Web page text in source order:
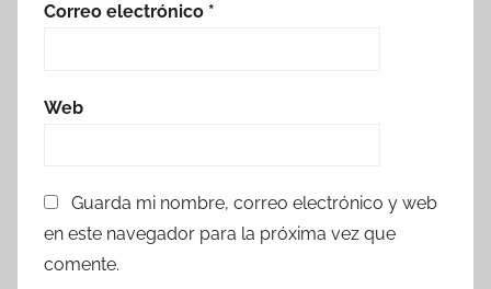
Correo electrónico *
Web
Guarda mi nombre, correo electrónico y web
en este navegador para la próxima vez que
comente.